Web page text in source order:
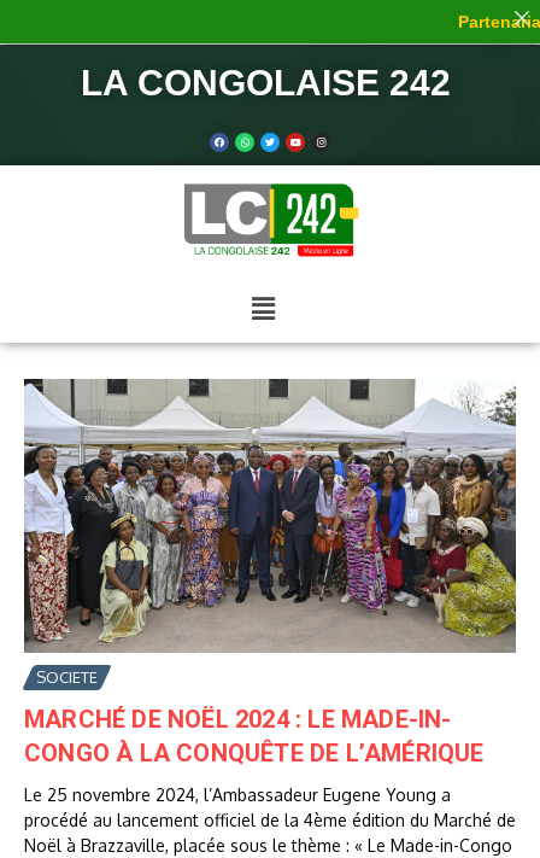
LA CONGOLAISE 242
SOCIETE
MARCHÉ DE NOËL 2024 : LE MADE-IN-
CONGO À LA CONQUÊTE DE L’AMÉRIQUE
Le 25 novembre 2024, l’Ambassadeur Eugene Young a
procédé au lancement officiel de la 4ème édition du Marché de
Noël à Brazzaville, placée sous le thème : « Le Made-in-Congo